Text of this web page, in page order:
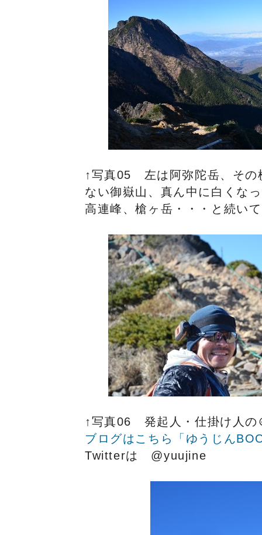
↑写真05 左は阿弥陀岳、その
ない御嶽山、真ん中に白くな
高連峰、槍ヶ岳・・・と続い
↑写真06 発起人・仕掛け人の
ブログはこちら「ゆうじん
Twitterは @yuujine